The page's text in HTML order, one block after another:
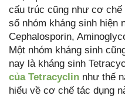
cấu trúc cũng như cơ
số nhóm kháng sinh hiện
Cephalosporin,
Một nhóm kháng sinh
nay là kháng sinh
của Tetracyclin như thế
hiểu về cơ chế tác dụng